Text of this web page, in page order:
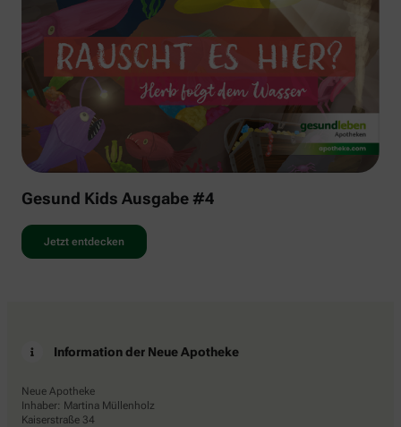
Gesund Kids Ausgabe #4
Jetzt entdecken
Information der Neue Apotheke
Neue Apotheke
Inhaber: Martina Müllenholz
Kaiserstraße 34